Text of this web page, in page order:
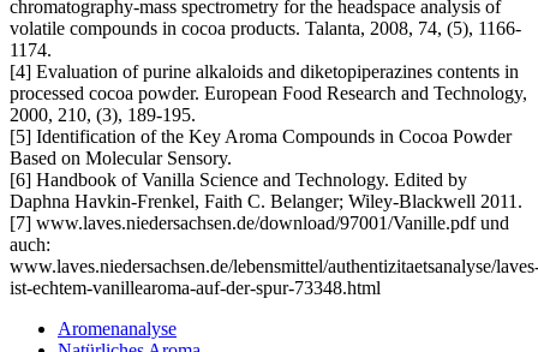
chromatography-mass spectrometry for the headspace analysis of
volatile compounds in cocoa products. Talanta, 2008, 74, (5), 1166-
1174.
[4] Evaluation of purine alkaloids and diketopiperazines contents in
processed cocoa powder. European Food Research and Technology,
2000, 210, (3), 189-195.
[5] Identification of the Key Aroma Compounds in Cocoa Powder
Based on Molecular Sensory.
[6] Handbook of Vanilla Science and Technology. Edited by
Daphna Havkin-Frenkel, Faith C. Belanger; Wiley-Blackwell 2011.
[7] www.laves.niedersachsen.de/download/97001/Vanille.pdf und
auch:
www.laves.niedersachsen.de/lebensmittel/authentizitaetsanalyse/
ist-echtem-vanillearoma-auf-der-spur-73348.html
Aromenanalyse